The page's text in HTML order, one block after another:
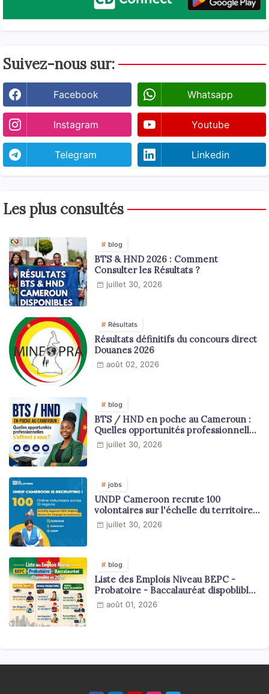
Suivez-nous sur:
Facebook Whatsapp
Instagram Youtube
Telegram Linkedin
Les plus consultés
blog
BTS & HND 2026 : Comment
Consulter les Résultats ?
juillet 30, 2026
Résultats
Résultats définitifs du concours direct
Douanes 2026
août 02, 2026
blog
BTS / HND en poche au Cameroun :
Quelles opportunités professionnelles
s'offrent à vous ?
juillet 30, 2026
jobs
UNDP Cameroon recrute 100
volontaires sur l'échelle du territoire
national
juillet 30, 2026
blog
Liste des Emplois Niveau BEPC -
Probatoire - Baccalauréat dispoblible
en 2026
août 01, 2026